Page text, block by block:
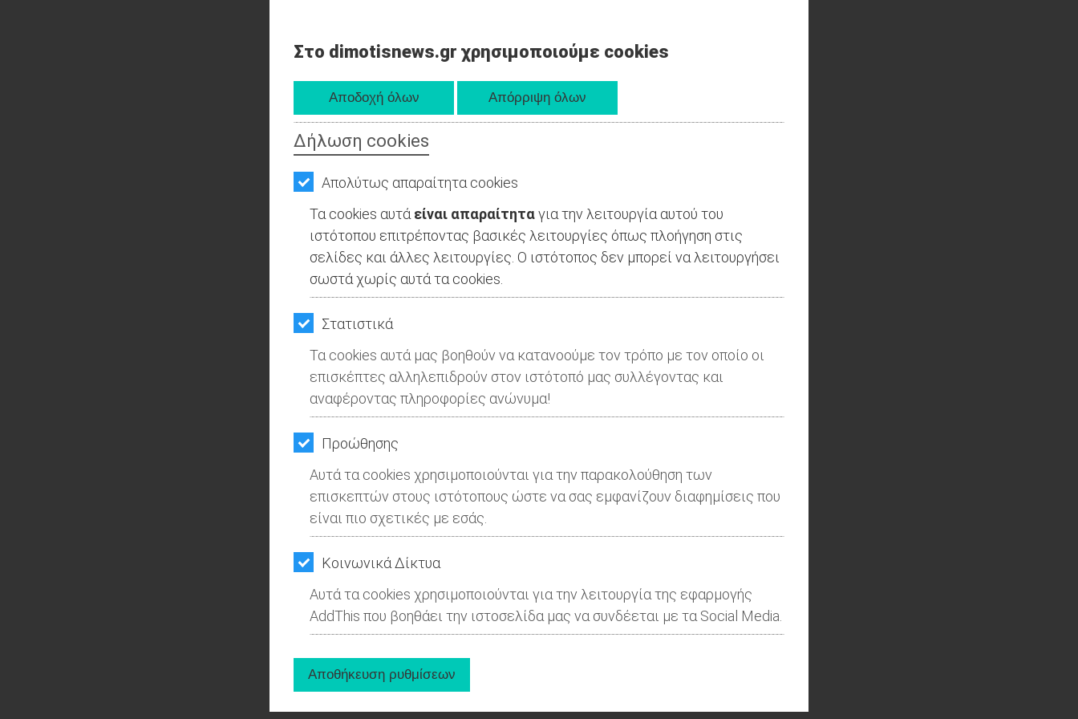
Στο dimotisnews.gr χρησιμοποιούμε cookies
Δήλωση cookies
Απολύτως απαραίτητα cookies
Τα cookies αυτά είναι απαραίτηταγια την λειτουργία αυτού του
ιστότοπου επιτρέποντας βασικές λειτουργίες όπως πλοήγηση στις
σελίδες και άλλες λειτουργίες. Ο ιστότοπος δεν μπορεί να λειτουργήσει
σωστά χωρίς αυτά τα cookies.
Στατιστικά
Τα cookies αυτά μας βοηθούν να κατανοούμε τον τρόπο με τον οποίο οι
επισκέπτες αλληλεπιδρούν στον ιστότοπό μας συλλέγοντας και
αναφέροντας πληροφορίες ανώνυμα!
Προώθησης
Αυτά τα cookies χρησιμοποιούνται για την παρακολούθηση των
επισκεπτών στους ιστότοπους ώστε να σας εμφανίζουν διαφημίσεις που
είναι πιο σχετικές με εσάς.
Kοινωνικά Δίκτυα
Αυτά τα cookies χρησιμοποιούνται για την λειτουργία της εφαρμογής
AddThis που βοηθάει την ιστοσελίδα μας να συνδέεται με τα Social Media.